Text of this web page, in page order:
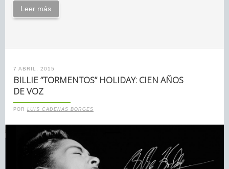
Leer más
7 ABRIL, 2015
BILLIE “TORMENTOS” HOLIDAY: CIEN AÑOS
DE VOZ
POR LUIS CADENAS BORGES